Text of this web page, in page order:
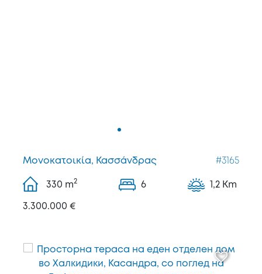
Μονοκατοικία, Κασσάνδρας #3165
330 m2 6 1,2 Km
3.300.000 €